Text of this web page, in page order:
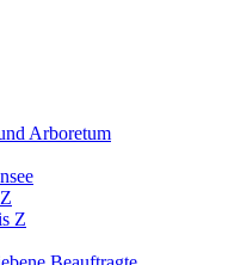
Arboretum
Z